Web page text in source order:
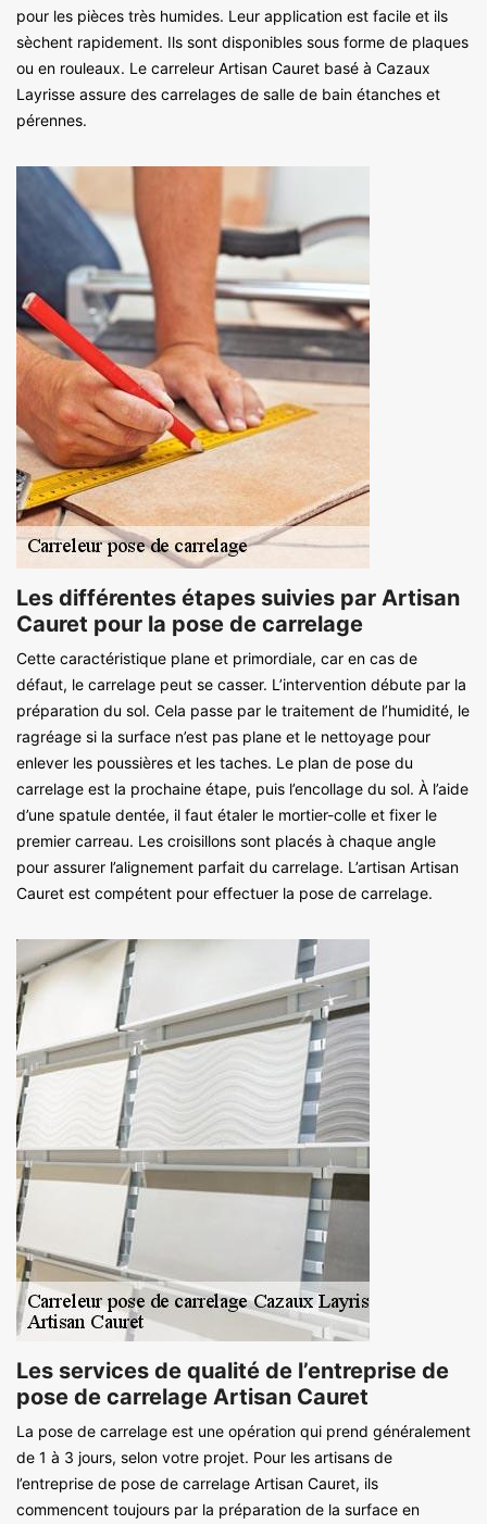
pour les pièces très humides. Leur application est facile et ils
sèchent rapidement. Ils sont disponibles sous forme de plaques
ou en rouleaux. Le carreleur Artisan Cauret basé à Cazaux
Layrisse assure des carrelages de salle de bain étanches et
pérennes.
Les différentes étapes suivies par Artisan
Cauret pour la pose de carrelage
Cette caractéristique plane et primordiale, car en cas de
défaut, le carrelage peut se casser. L’intervention débute par la
préparation du sol. Cela passe par le traitement de l’humidité, le
ragréage si la surface n’est pas plane et le nettoyage pour
enlever les poussières et les taches. Le plan de pose du
carrelage est la prochaine étape, puis l’encollage du sol. À l’aide
d’une spatule dentée, il faut étaler le mortier-colle et fixer le
premier carreau. Les croisillons sont placés à chaque angle
pour assurer l’alignement parfait du carrelage. L’artisan Artisan
Cauret est compétent pour effectuer la pose de carrelage.
Les services de qualité de l’entreprise de
pose de carrelage Artisan Cauret
La pose de carrelage est une opération qui prend généralement
de 1 à 3 jours, selon votre projet. Pour les artisans de
l’entreprise de pose de carrelage Artisan Cauret, ils
commencent toujours par la préparation de la surface en